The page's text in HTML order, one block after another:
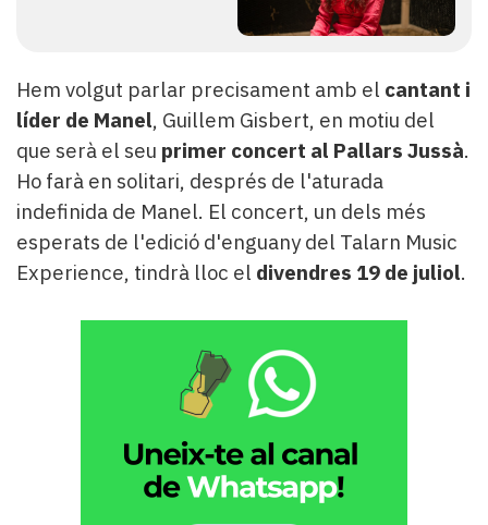
Hem volgut parlar precisament amb el cantant i
líder de Manel, Guillem Gisbert, en motiu del
que serà el seu primer concert al Pallars Jussà.
Ho farà en solitari, després de l'aturada
indefinida de Manel. El concert, un dels més
esperats de l'edició d'enguany del Talarn Music
Experience, tindrà lloc el divendres 19 de juliol.